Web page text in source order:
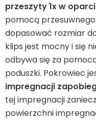
Akcesoria
Parasole
Produkty
Kolekcja
przeszyty 1x w
pomocą
dopasować rozmiar
klips jest mocny i się
odbywa się za
poduszki. Pokrowiec
impregnacji
tej impregnacji
powierzchni